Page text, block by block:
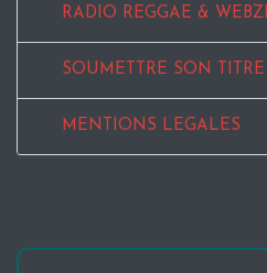
RADIO REGGAE &
SOUMETTRE SON TITRE
MENTIONS LEGALES